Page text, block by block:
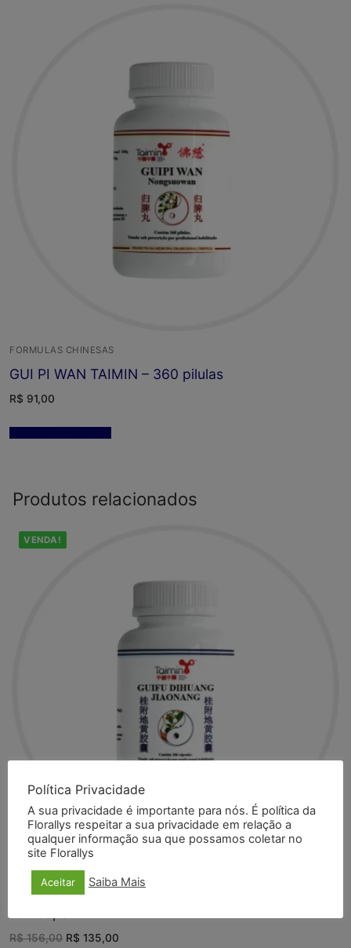
FORMULAS CHINESAS
GUI PI WAN TAIMIN – 360 pilulas
R$ 91,00
Produtos relacionados
VENDA!
CÁPSULAS
GUI FU DI HUANG JIAO NANG 340mg TAIMIN –
R$156,00 O
R$ 135,00
Política Privacidade
A sua privacidade é importante para nós. É política da
Florallys respeitar a sua privacidade em relação a
qualquer informação sua que possamos coletar no
site Florallys
Aceitar Saiba Mais